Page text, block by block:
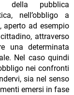
della pubblica
nell’obbligo a
aperto ad esempio
attraverso
una determinata
Nel caso quindi
nei confronti
sia nel senso
emersi in fase